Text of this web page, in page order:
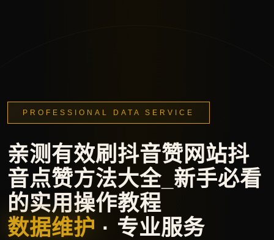
PROFESSIONAL DATA SERVICE
亲测有效刷抖音赞网站抖
音点赞方法大全_新手必看
的实用操作教程
数据维护 · 专业服务